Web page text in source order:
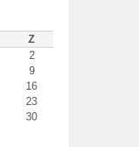
Z
2
9
16
23
30